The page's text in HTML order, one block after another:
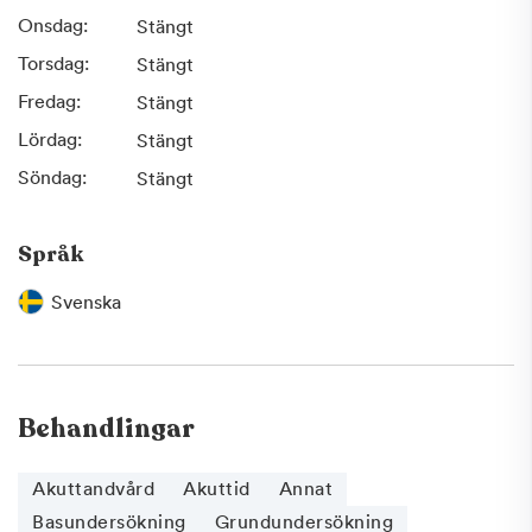
Onsdag:
Stängt
Torsdag:
Stängt
Fredag:
Stängt
Lördag:
Stängt
Söndag:
Stängt
Språk
Svenska
Behandlingar
Akuttandvård Akuttid
Annat
Basundersökning
Grundundersökning